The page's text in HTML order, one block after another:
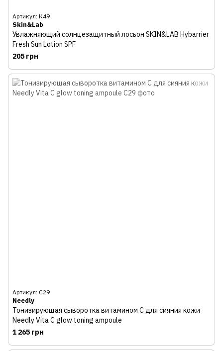
Артикул: К49
Skin&Lab
Увлажняющий солнцезащитный лосьон SKIN&LAB Hybarrier
Fresh Sun Lotion SPF
205 грн
Артикул: С29
Needly
Тонизирующая сыворотка витамином С для сияния кожи
Needly Vita C glow toning ampoule
1 265 грн